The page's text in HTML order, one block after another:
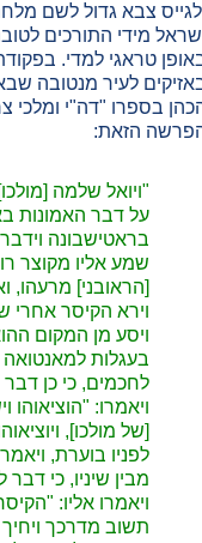
צבא גדול לשם
מידי התורכים
טראגי למדי.
לעיר מנטובה
בספרו "דה"י ומלכי
הזאת:
"ויואל שלמה
על דבר האמונות
בראטישבונה
שמע אליו מקוצר
[הראובני] מרעהו,
וירא הקיסר אחרי
ויסע מן המקום
בעגלות
לחכמים, כי כן
ויאמרו: "הוציאוהו
[של מולכו],
לפניו בוערת,
מבין שיניו, כי
ויאמרו אליו:
תשוב מדרכך ויחיך